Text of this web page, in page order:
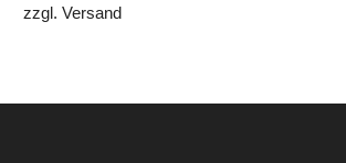
zzgl. Versand